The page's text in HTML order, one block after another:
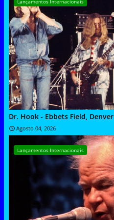
Lançamentos Internacionais
Dr. Hook - Ebbets Field, Denver
Agosto 04, 2026
Lançamentos Internacionais